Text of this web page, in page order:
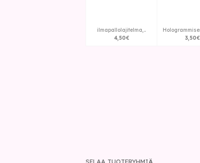
ilmapallolajitelma,..
4,50€
3,50€